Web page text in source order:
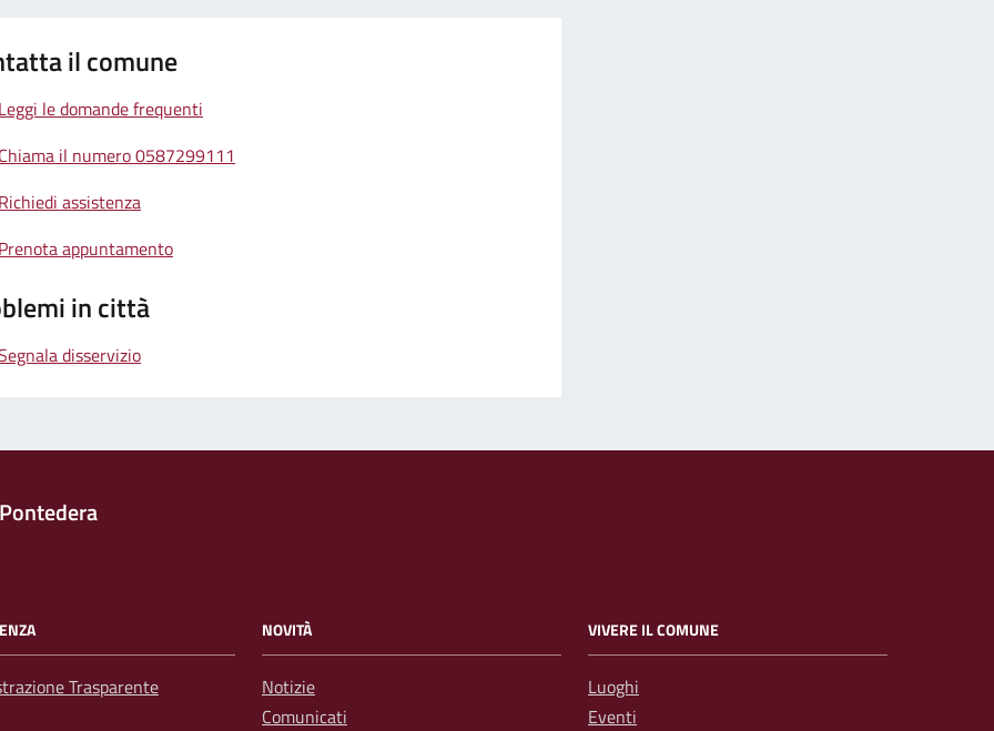
il comune
le domande frequenti
il numero 0587299111
assistenza
appuntamento
in città
disservizio
Trasparente
NOVITÀ
Notizie
Comunicati
VIVERE IL COMUNE
Luoghi
Eventi